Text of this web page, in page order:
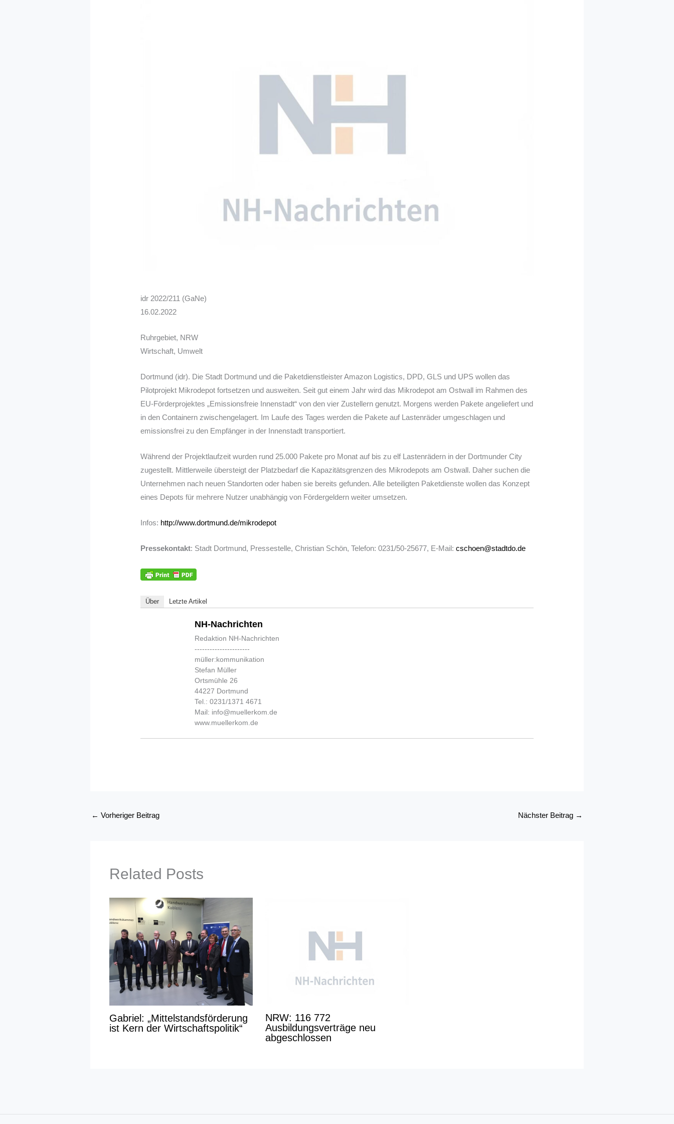
idr 2022/211 (GaNe)
16.02.2022
Ruhrgebiet, NRW
Wirtschaft, Umwelt
Dortmund (idr). Die Stadt Dortmund und die Paketdienstleister Amazon Logistics, DPD, GLS und UPS wollen das
Pilotprojekt Mikrodepot fortsetzen und ausweiten. Seit gut einem Jahr wird das Mikrodepot am Ostwall im Rahmen des
EU-Förderprojektes „Emissionsfreie Innenstadt“ von den vier Zustellern genutzt. Morgens werden Pakete angeliefert und
in den Containern zwischengelagert. Im Laufe des Tages werden die Pakete auf Lastenräder umgeschlagen und
emissionsfrei zu den Empfänger in der Innenstadt transportiert.
Während der Projektlaufzeit wurden rund 25.000 Pakete pro Monat auf bis zu elf Lastenrädern in der Dortmunder City
zugestellt. Mittlerweile übersteigt der Platzbedarf die Kapazitätsgrenzen des Mikrodepots am Ostwall. Daher suchen die
Unternehmen nach neuen Standorten oder haben sie bereits gefunden. Alle beteiligten Paketdienste wollen das Konzept
eines Depots für mehrere Nutzer unabhängig von Fördergeldern weiter umsetzen.
Infos: http://www.dortmund.de/mikrodepot
Pressekontakt: Stadt Dortmund, Pressestelle, Christian Schön, Telefon: 0231/50-25677, E-Mail:cschoen@stadtdo.de
Über Letzte Artikel
NH-Nachrichten
Redaktion NH-Nachrichten
----------------------
müller:kommunikation
Stefan Müller
Ortsmühle 26
44227 Dortmund
Tel.: 0231/1371 4671
Mail: info@muellerkom.de
www.muellerkom.de
← Vorheriger Beitrag Nächster Beitrag →
Related Posts
Gabriel: „Mittelstandsförderung
ist Kern der Wirtschaftspolitik“
NRW: 116 772
Ausbildungsverträge neu
abgeschlossen